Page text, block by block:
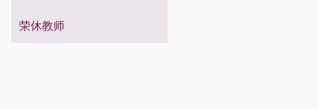
中国史学系
世界史学系
考古学与博物馆学系
荣休教师